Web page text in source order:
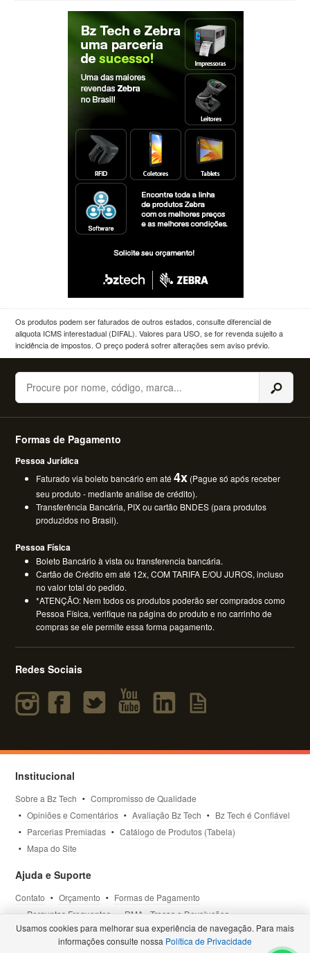
Os produtos podem ser faturados de outros estados, consulte diferencial de
aliquota ICMS interestadual (DIFAL). Valores para USO, se for revenda sujeito a
incidência de impostos. O preço poderá sofrer alterações sem aviso prévio.
Buscar
Formas de Pagamento
Pessoa Jurídica
Faturado via boleto bancário em até4x (Pague só após receber
seu produto - mediante análise de crédito).
Transferência Bancária, PIX ou cartão BNDES (para produtos
produzidos no Brasil).
Pessoa Física
Boleto Bancário à vista ou transferencia bancária.
Cartão de Crédito em até 12x, COM TARIFA E/OU JUROS, incluso
no valor total do pedido.
*ATENÇÃO: Nem todos os produtos poderão ser comprados como
Pessoa Física, verifique na página do produto e no carrinho de
compras se ele permite essa forma pagamento.
Redes Sociais
Institucional
Sobre a Bz Tech
Compromisso de Qualidade
Opiniões e Comentários
Avaliação Bz Tech
Bz Tech é Confiável
Parcerias Premiadas
Catálogo de Produtos (Tabela)
Mapa do Site
Ajuda e Suporte
Contato Orçamento
Formas de Pagamento
Perguntas Frequentes
RMA - Trocas e Devoluções
Política de Privacidade
Termos de Uso Site Seguro
Usamos cookies para melhorar sua experiência de navegação. Para mais
informações consulte nossa Política de Privacidade